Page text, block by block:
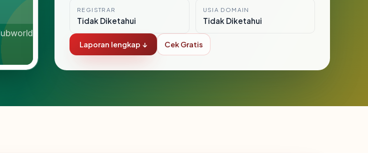
REGISTRAR
Tidak Diketahui
USIA DOMAIN
Tidak Diketahui
Laporan lengkap ↓ Cek Gratis